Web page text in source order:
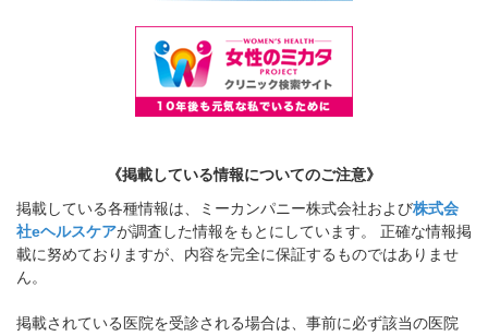
《掲載している情報についてのご注意》
掲載している各種情報は、ミーカンパニー株式会社および株式会
社eヘルスケアが調査した情報をもとにしています。 正確な情報掲
載に努めておりますが、内容を完全に保証するものではありませ
ん。
掲載されている医院を受診される場合は、事前に必ず該当の医院